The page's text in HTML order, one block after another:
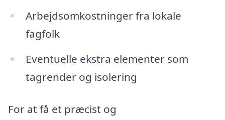
Arbejdsomkostninger fra lokale
fagfolk
Eventuelle ekstra elementer som
tagrender og isolering
For at få et præcist og